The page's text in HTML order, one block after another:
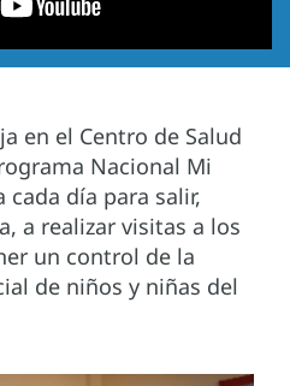
en el Centro de Salud
Nacional Mi
cada día para salir,
a realizar visitas a los
un control de la
de niños y niñas del